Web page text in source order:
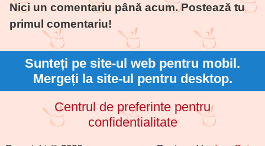
Nici un comentariu până acum. Postează tu
primul comentariu!
Sunteți pe site-ul web pentru mobil.
Mergeți la site-ul pentru desktop.
Centrul de preferinte pentru
confidentialitate